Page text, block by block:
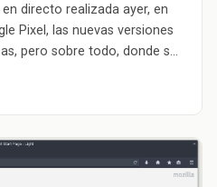
directo realizada ayer, en
Pixel, las nuevas versiones
pero sobre todo, donde se